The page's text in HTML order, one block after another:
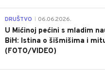
DRUŠTVO 06.06.2026.
U Mićinoj pećini s mladim
BiH: Istina o šišmišima i
(FOTO/VIDEO)